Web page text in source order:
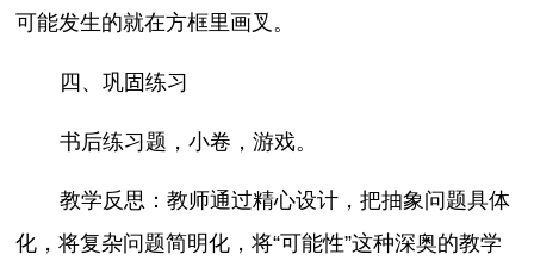
可能发生的就在方框里画叉。
四、巩固练习
书后练习题，小卷，游戏。
教学反思：教师通过精心设计，把抽象问题具体
化，将复杂问题简明化，将“可能性”这种深奥的教学